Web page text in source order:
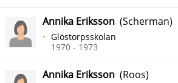
Annika Eriksson (Scherman)
Glöstorpsskolan
1970 - 1973
Annika Eriksson (Roos)